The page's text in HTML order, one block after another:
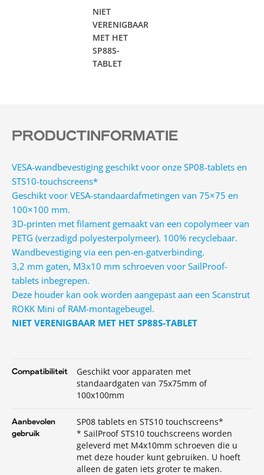
NIET
VERENIGBAAR
MET HET
SP88S-
TABLET
PRODUCTINFORMATIE
VESA-wandbevestiging geschikt voor onze SP08-tablets en
STS10-touchscreens*
Geschikt voor VESA-standaardafmetingen van 75×75 en
100×100 mm.
3D-printen met filament gemaakt van een copolymeer van
PETG (verzadigd polyesterpolymeer). 100% recyclebaar.
Wandbevestiging via een pen-en-gatverbinding.
3,2 mm gaten, M3x10 mm schroeven voor SailProof-
tablets inbegrepen.
Deze houder kan ook worden aangepast aan een Scanstrut
ROKK Mini of RAM-montagebeugel.
NIET VERENIGBAAR MET HET SP88S-TABLET
Compatibiliteit
Geschikt voor apparaten met
standaardgaten van 75x75mm of
100x100mm
Aanbevolen
gebruik
SP08 tablets en STS10 touchscreens*
* SailProof STS10 touchscreens worden
geleverd met M4x10mm schroeven die u
met deze houder kunt gebruiken. U hoeft
alleen de gaten iets groter te maken.